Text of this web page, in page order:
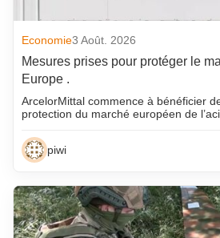
Economie3 Août. 2026
Mesures prises pour protéger le
Europe .
ArcelorMittal commence à bénéficier
protection du marché européen de
piwi